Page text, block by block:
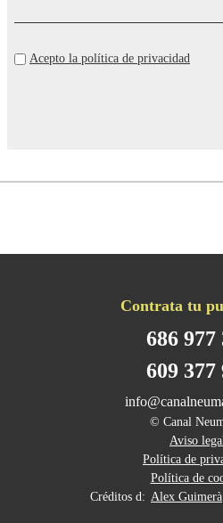
Acepto la política de privacidad
Contrata tu
686 977
609 377
© Canal
Aviso
Política de
Política de
Créditos d: Alex Guimerà